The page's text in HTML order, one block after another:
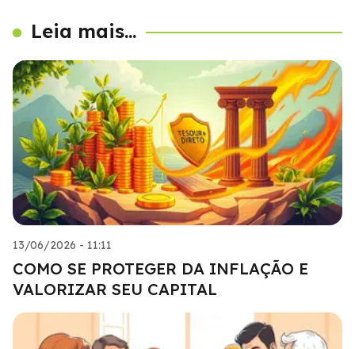
Leia mais...
13/06/2026 - 11:11
COMO SE PROTEGER DA INFLAÇÃO E
VALORIZAR SEU CAPITAL